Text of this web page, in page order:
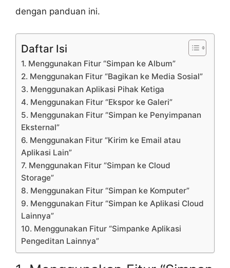
dengan panduan ini.
Daftar Isi
1. Menggunakan Fitur “Simpan ke Album”
2. Menggunakan Fitur “Bagikan ke Media Sosial”
3. Menggunakan Aplikasi Pihak Ketiga
4. Menggunakan Fitur “Ekspor ke Galeri”
5. Menggunakan Fitur “Simpan ke Penyimpanan
Eksternal”
6. Menggunakan Fitur “Kirim ke Email atau
Aplikasi Lain”
7. Menggunakan Fitur “Simpan ke Cloud
Storage”
8. Menggunakan Fitur “Simpan ke Komputer”
9. Menggunakan Fitur “Simpan ke Aplikasi Cloud
Lainnya”
10. Menggunakan Fitur “Simpanke Aplikasi
Pengeditan Lainnya”